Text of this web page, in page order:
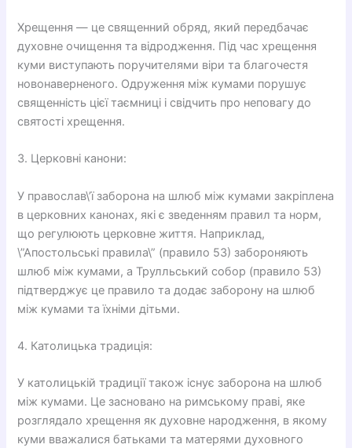
Хрещення — це священний обряд, який передбачає
духовне очищення та відродження. Під час хрещення
куми виступають поручителями віри та благочестя
новонаверненого. Одруження між кумами порушує
священність цієї таємниці і свідчить про неповагу до
святості хрещення.
3. Церковні канони:
У православ\’ї заборона на шлюб між кумами закріплена
в церковних канонах, які є зведенням правил та норм,
що регулюють церковне життя. Наприклад,
\”Апостольські правила\” (правило 53) забороняють
шлюб між кумами, а Трулльський собор (правило 53)
підтверджує це правило та додає заборону на шлюб
між кумами та їхніми дітьми.
4. Католицька традиція:
У католицькій традиції також існує заборона на шлюб
між кумами. Це засновано на римському праві, яке
розглядало хрещення як духовне народження, в якому
куми вважалися батьками та матерями духовного